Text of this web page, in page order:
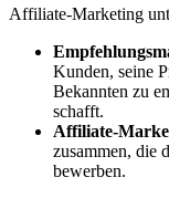
Affiliate-Marketing
Kunden, seine
Bekannten zu
schafft.
Affiliate-
zusammen, die
bewerben.